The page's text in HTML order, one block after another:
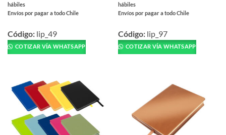
hábiles
Envíos por pagar a todo Chile
producto
tiene
múltiples
opciones
pueden
elegir
en
Código: lip_49
COTIZAR VÍA WHATSAPP
hábiles
Envíos por pagar a todo Chile
producto
tiene
múltiples
pueden
elegir
Código: lip_97
COTIZAR VÍA WHATSAPP